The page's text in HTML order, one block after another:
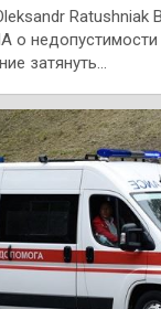
Ratushniak
о недопустимости
затянуть…